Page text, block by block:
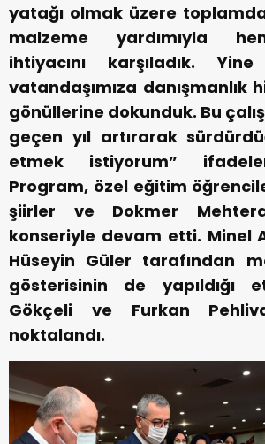
yatağı olmak üzere
malzeme yardımıyla
ihtiyacını karşıladık.
vatandaşımıza danışmanlık
gönüllerine dokunduk. Bu
geçen yıl artırarak
etmek istiyorum”
Program, özel eğitim
şiirler ve Dokmer
konseriyle devam etti. Minel
Hüseyin Güler tarafından
gösterisinin de yapıldığı
Gökçeli ve Furkan
noktalandı.